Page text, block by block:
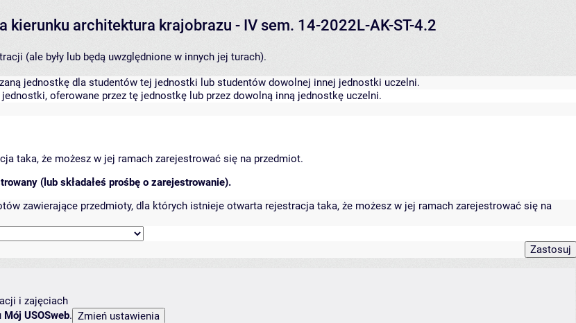
architektura krajobrazu - IV sem. 14-2022L-AK-ST-4.2
(ale były lub będą uwzględnione w innych jej turach).
jednostkę dla studentów tej jednostki lub studentów dowolnej innej jednostki uczelni.
oferowane przez tę jednostkę lub przez dowolną inną jednostkę uczelni.
taka, że możesz w jej ramach zarejestrować się na przedmiot.
(lub składałeś prośbę o zarejestrowanie).
zawierające przedmioty, dla których istnieje otwarta rejestracja taka, że możesz w jej ramach zarejestrować się na
i zajęciach
Mój USOSweb.